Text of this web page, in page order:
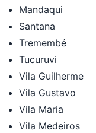
Mandaqui
Santana
Tremembé
Tucuruvi
Vila Guilherme
Vila Gustavo
Vila Maria
Vila Medeiros